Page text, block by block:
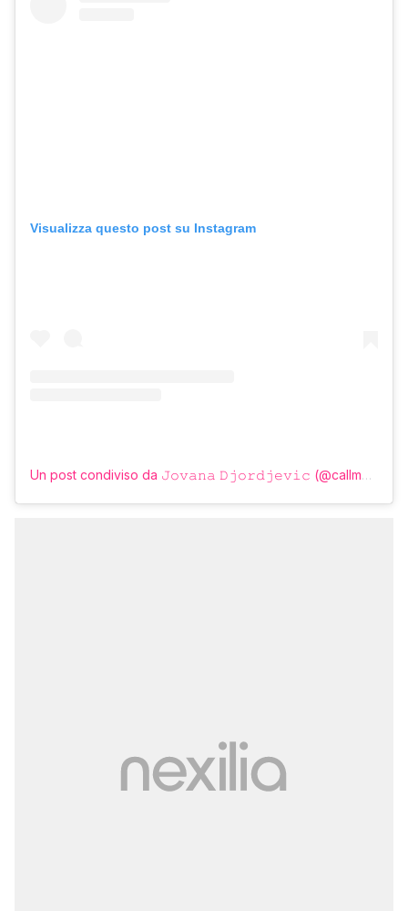
Visualizza questo post su Instagram
Un post condiviso da 𝙹𝚘𝚟𝚊𝚗𝚊 𝙳𝚓𝚘𝚛𝚍𝚓𝚎𝚟𝚒𝚌 (@callmelolita)